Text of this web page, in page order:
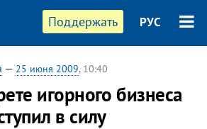
Поддержать РУС
— 25 июня 2009, 10:40
игорного бизнеса
в силу